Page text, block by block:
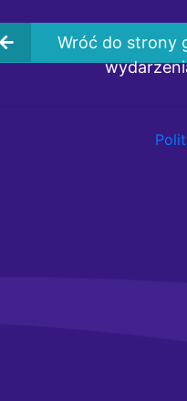
Wróć do strony